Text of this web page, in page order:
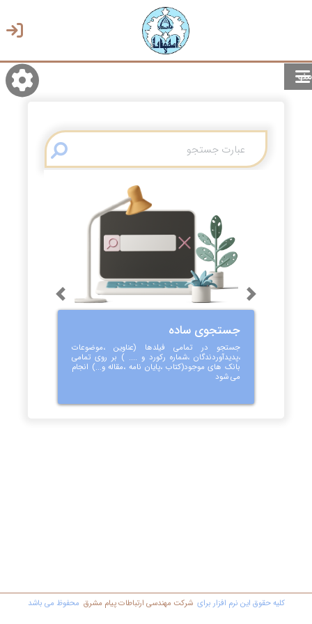
منو
انتخاب زبان
جستجوی ساده
جستجو در تمامی فیلدها (عناوین ،موضوعات
،پدیدآوردندگان ،شماره رکورد و .... ) بر روی تمامی
بانک های موجود(کتاب ،پایان نامه ،مقاله و...) انجام
می شود
Previous Next
کليه حقوق اين نرم افزار برای شرکت مهندسي ارتباطات پیام مشرق محفوظ مي باشد